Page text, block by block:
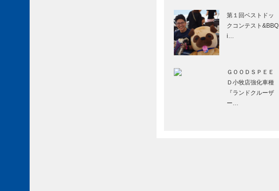
第１回ベストドッ
クコンテスト&BBQ
i…
ＧＯＯＤＳＰＥＥ
Ｄ小牧店強化車種
『ランドクルーザ
ー…